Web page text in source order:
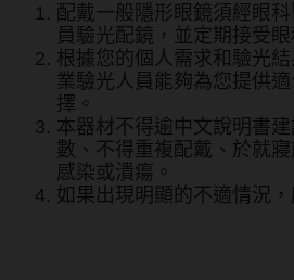
配戴一般隱形眼鏡須經眼
員驗光配鏡，並定期接受眼
根據您的個人需求和驗光
業驗光人員能夠為您提供
擇。
本器材不得逾中文說明書
數、不得重複配戴、於就
感染或潰瘍。
如果出現明顯的不適情況，